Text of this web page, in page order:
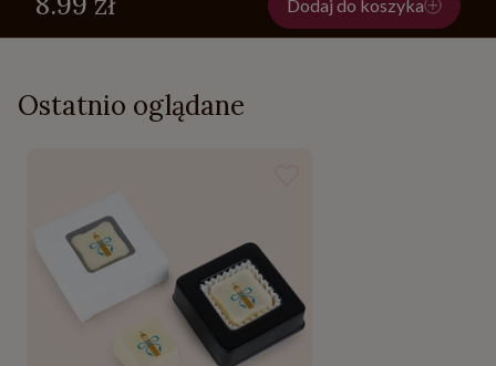
Dodaj do koszyka
Ostatnio oglądane